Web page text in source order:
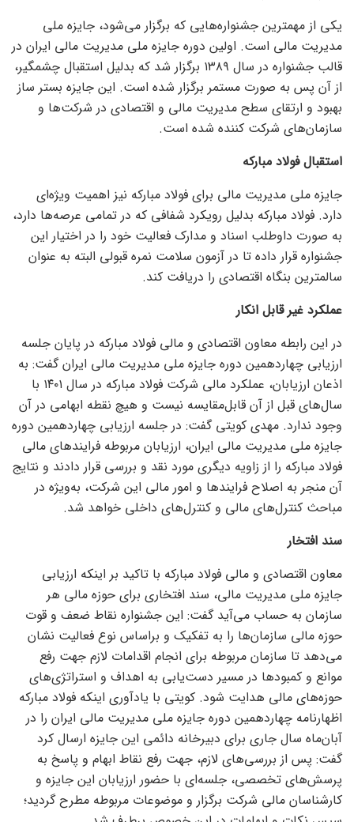
یکی از مهمترین جشنواره‌هایی که برگزار می‌شود، جایزه ملی
مدیریت مالی است. اولین دوره جایزه ملی مدیریت مالی ایران در
قالب جشنواره در سال ۱۳۸۹ برگزار شد که بدلیل استقبال چشمگیر،
از آن پس به صورت مستمر برگزار شده است. این جایزه بستر ساز
بهبود و ارتقای سطح مدیریت مالی و اقتصادی در شرکت‌ها و
سازمان‌های شرکت کننده شده است.
استقبال فولاد مبارکه
جایزه ملی مدیریت مالی برای فولاد مبارکه نیز اهمیت ویژه‌ای
دارد. فولاد مبارکه بدلیل رویکرد شفافی که در تمامی عرصه‌ها دارد،
به صورت داوطلب اسناد و مدارک فعالیت خود را در اختیار این
جشنواره قرار داده تا در آزمون سلامت نمره قبولی البته به عنوان
سالمترین بنگاه اقتصادی را دریافت کند.
عملکرد غیر قابل انکار
در این رابطه معاون اقتصادی و مالی فولاد مبارکه در پایان جلسه
ارزیابی چهاردهمین دوره جایزه ملی مدیریت مالی ایران گفت: به
اذعان ارزیابان، عملکرد مالی شرکت فولاد مبارکه در سال ۱۴۰۱ با
سال‌های قبل از آن قابل‌مقایسه نیست و هیچ نقطه ابهامی در آن
وجود ندارد. مهدی کویتی گفت: در جلسه ارزیابی چهاردهمین دوره
جایزه ملی مدیریت مالی ایران، ارزیابان مربوطه فرایند‌های مالی
فولاد مبارکه را از زاویه دیگری مورد نقد و بررسی قرار دادند و نتایج
آن منجر به اصلاح فرایند‌ها و امور مالی این شرکت، به‌ویژه در
مباحث کنترل‌های مالی و کنترل‌های داخلی خواهد شد.
سند افتخار
معاون اقتصادی و مالی فولاد مبارکه با تاکید بر اینکه ارزیابی
جایزه ملی مدیریت مالی، سند افتخاری برای حوزه مالی هر
سازمان به حساب می‌آید گفت: این جشنواره نقاط ضعف و قوت
حوزه مالی سازمان‌ها را به تفکیک و براساس نوع فعالیت نشان
می‌دهد تا سازمان مربوطه برای انجام اقدامات لازم جهت رفع
موانع و کمبود‌ها در مسیر دست‌یابی به اهداف و استراتژی‌های
حوزه‌های مالی هدایت شود. کویتی با یادآوری اینکه فولاد مبارکه
اظهارنامه چهاردهمین دوره جایزه ملی مدیریت مالی ایران را در
آبان‌ماه سال جاری برای دبیرخانه دائمی این جایزه ارسال کرد
گفت: پس از بررسی‌های لازم، جهت رفع نقاط ابهام و پاسخ به
پرسش‌های تخصصی، جلسه‌ای با حضور ارزیابان این جایزه و
کارشناسان مالی شرکت برگزار و موضوعات مربوطه مطرح گردید؛